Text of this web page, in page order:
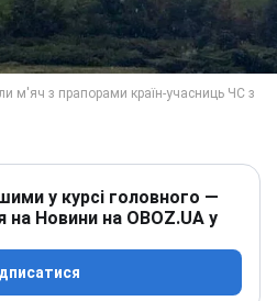
у курсі головного —
на Новини на OBOZ.UA у